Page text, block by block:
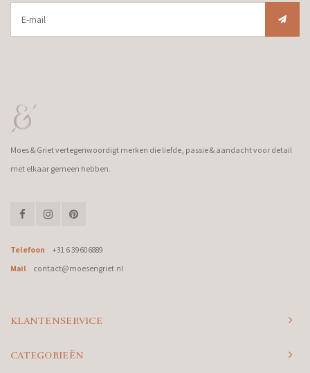
Moes & Griet vertegenwoordigt merken die liefde, passie & aandacht voor detail
met elkaar gemeen hebben.
Telefoon
+31 6 39606889
Mail
contact@moesengriet.nl
KLANTENSERVICE
CATEGORIEËN